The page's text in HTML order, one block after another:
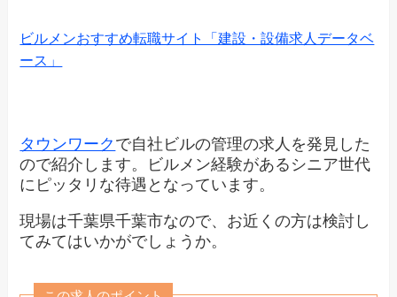
ビルメンおすすめ転職サイト「建設・設備求人データベ
ース」
タウンワーク で自社ビルの管理の求人を発見した
ので紹介します。ビルメン経験があるシニア世代
にピッタリな待遇となっています。
現場は千葉県千葉市なので、お近くの方は検討し
てみてはいかがでしょうか。